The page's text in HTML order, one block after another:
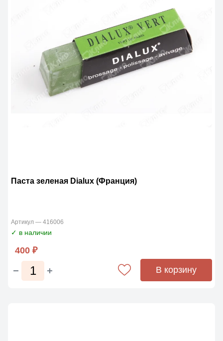
Паста зеленая Dialux (Франция)
Артикул — 416006
✓ в наличии
400 ₽
В корзину